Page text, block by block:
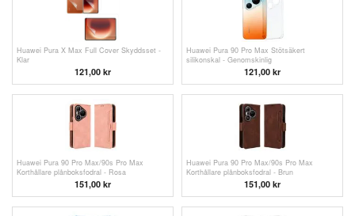
Huawei Pura X Max Full Cover Skyddsset -
Klar
121,00 kr
Huawei Pura 90 Pro Max Stötsäkert
silikonskal - Genomskinlig
121,00 kr
Huawei Pura 90 Pro Max/90s Pro Max
Korthållare plånboksfodral - Rosa
151,00 kr
Huawei Pura 90 Pro Max/90s Pro Max
Korthållare plånboksfodral - Brun
151,00 kr